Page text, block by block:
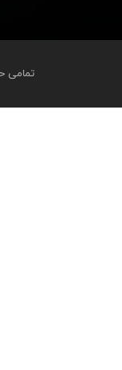
تمامی